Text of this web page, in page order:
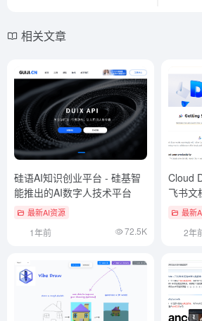
相关文章
硅语AI知识创业平台 - 硅基智
能推出的AI数字人技术平台
最新AI资源
1年前 72.5K
Cloud
飞书文
档转换
最新
2年